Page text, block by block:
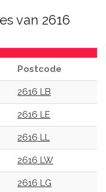
van 2616
Postcode
2616 LB
2616 LE
2616 LL
2616 LW
2616 LG